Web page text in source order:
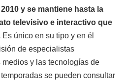
y se mantiene hasta la
televisivo e interactivo que
Es único en su tipo y en él
de especialistas
y las tecnologías de
se pueden consultar